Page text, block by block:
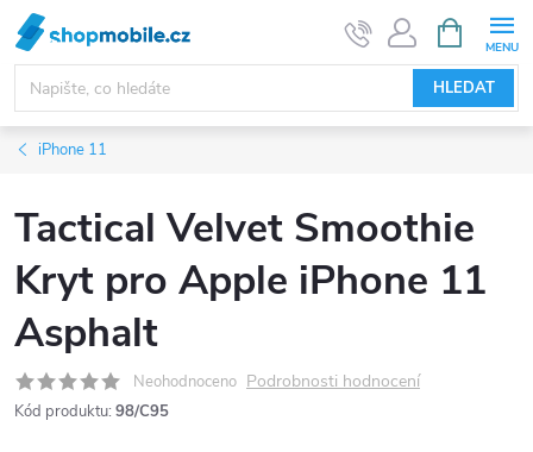
Přejít
na
obsah
HLEDAT
NÁKUPNÍ
KOŠÍK
iPhone 11
Tactical Velvet Smoothie
Kryt pro Apple iPhone 11
Asphalt
Neohodnoceno Podrobnosti hodnocení
Kód produktu: 98/C95